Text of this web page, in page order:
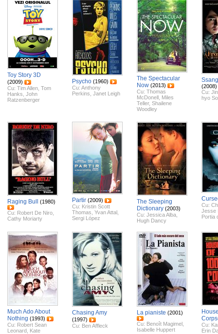
Toy Story 3D
(2009)
Cu: Tim Allen Tom
Hanks John
Ratzenberger
Psycho (1960)
Cu: Anthony
Perkins Janet Leigh
The Spectacular
Now (2013)
Cu: Thomas
McDonell Miles
Teller, Shailene
Woodley
(2008)
Cu:
hyo
Raging Bull
(1980)
Cu: Robert De Niro
Cathy Moriarty
Partir (2009)
Cu: Kristin Scott
Thomas Yvan Attal
Sergi López
The Sleeping
Dictionary (2003)
Cu: Jessica Alba
Hugh Dancy
Cu:
Jesse
Portia
Much Ado About
Nothing (1993)
Cu: Robert Sean
Leonard Kate
Chasing Amy
(1997)
Cu: Ben Affleck
La pianiste (2001)
Cu: Benoît Magimel
Isabelle Huppert
Cu:
Erin